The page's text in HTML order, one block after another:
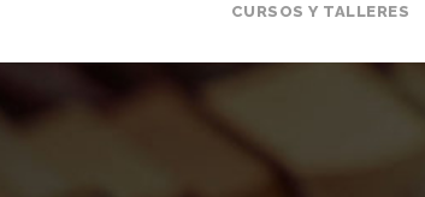
CURSOS Y TALLERES